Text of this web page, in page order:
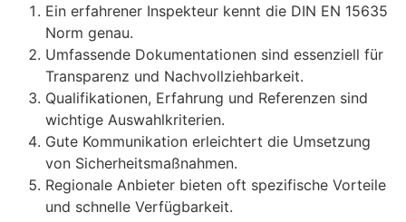
Ein erfahrener Inspekteur kennt die DIN EN 15635
Norm genau.
Umfassende Dokumentationen sind essenziell für
Transparenz und Nachvollziehbarkeit.
Qualifikationen, Erfahrung und Referenzen sind
wichtige Auswahlkriterien.
Gute Kommunikation erleichtert die Umsetzung
von Sicherheitsmaßnahmen.
Regionale Anbieter bieten oft spezifische Vorteile
und schnelle Verfügbarkeit.